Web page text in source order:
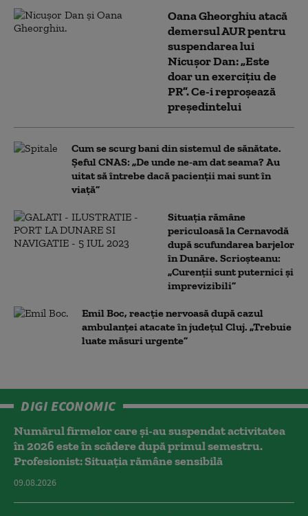
Oana Gheorghiu atacă
demersul AUR pentru
suspendarea lui
Nicușor Dan: „Este
doar un exercițiu de
PR”. Ce-i reproșează
președintelui
Cum se scurg bani din sistemul de sănătate.
Șeful CNAS: „De unde ne-am dat seama? Au
uitat să întrebe dacă pacienții mai sunt în
viață”
Situația rămâne
periculoasă la Cernavodă
după scufundarea barjelor
în Dunăre. Scrioșteanu:
„Curenții sunt puternici și
imprevizibili”
Emil Boc, reacție nervoasă după cazul
ambulanței atacate în județul Cluj. „Trebuie
luate măsuri urgente”
DIGI ECONOMIC
Numărul firmelor care și-au suspendat activitatea
în 2026 este în scădere după primul semestru.
Profesionist: Situația rămâne sensibilă
09.08.2026